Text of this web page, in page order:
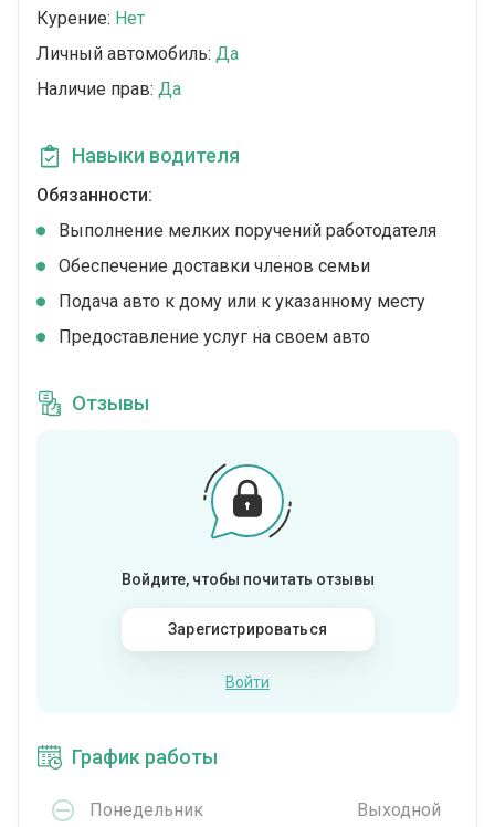
Курение: Нет
Личный автомобиль: Да
Наличие прав: Да
Навыки водителя
Обязанности:
Выполнение мелких поручений работодателя
Обеспечение доставки членов семьи
Подача авто к дому или к указанному месту
Предоставление услуг на своем авто
Отзывы
Войдите, чтобы почитать отзывы
Зарегистрироваться
Войти
График работы
Понедельник Выходной